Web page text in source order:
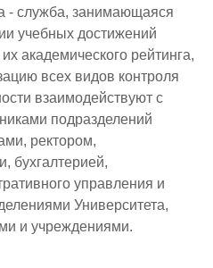
Аккредитация
качества
образца
работы
Работа
школы
испытаний
и кадров
- служба, занимающаяся
учебных достижений
академического рейтинга,
всех видов контроля
взаимодействуют с
подразделений
ректором,
бухгалтерией,
управления и
Университета,
и учреждениями.